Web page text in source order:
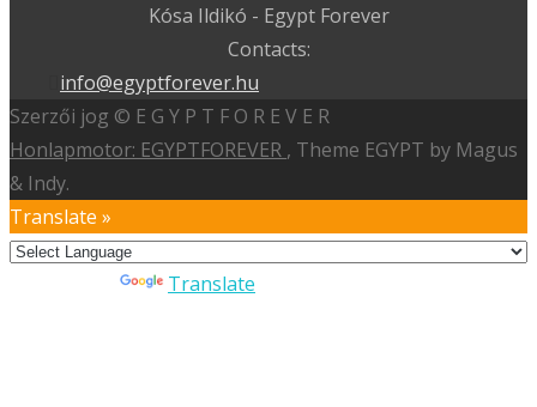
Kósa Ildikó - Egypt Forever
Contacts:
info@egyptforever.hu
Szerzői jog © E G Y P T F O R E V E R
Honlapmotor: EGYPTFOREVER , Theme EGYPT by Magus
& Indy.
Translate »
Translate